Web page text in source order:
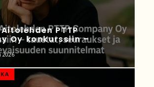
PTTP
Oy konkurssiin –
2026